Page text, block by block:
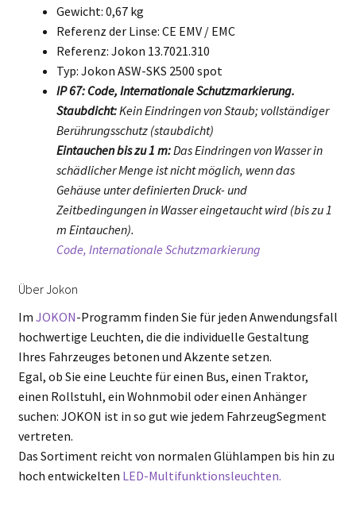
Gewicht: 0,67 kg
Referenz der Linse: CE EMV / EMC
Referenz: Jokon 13.7021.310
Typ: Jokon ASW-SKS 2500 spot
IP 67: Code, Internationale Schutzmarkierung.
Staubdicht:Kein Eindringen von Staub; vollständiger
Berührungsschutz (staubdicht)
Eintauchen bis zu 1 m:Das Eindringen von Wasser in
schädlicher Menge ist nicht möglich, wenn das
Gehäuse unter definierten Druck- und
Zeitbedingungen in Wasser eingetaucht wird (bis zu 1
m Eintauchen).
Code, Internationale Schutzmarkierung
Über Jokon
Im JOKON-Programm finden Sie für jeden Anwendungsfall
hochwertige Leuchten, die die individuelle Gestaltung
Ihres Fahrzeuges betonen und Akzente setzen.
Egal, ob Sie eine Leuchte für einen Bus, einen Traktor,
einen Rollstuhl, ein Wohnmobil oder einen Anhänger
suchen: JOKON ist in so gut wie jedem FahrzeugSegment
vertreten.
Das Sortiment reicht von normalen Glühlampen bis hin zu
hoch entwickelten LED-Multifunktionsleuchten.